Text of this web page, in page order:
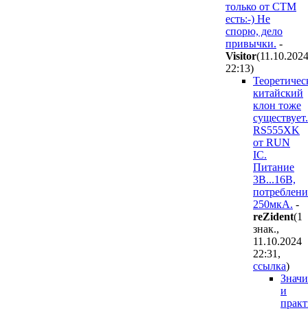
только от СТМ
есть:-) Не
спорю, дело
привычки. -
Visitor(11.10.2024
22:13)
китайский
клон тоже
существует.
RS555XK
от RUN
IC.
Питание
3В...16В,
250мкА. -
reZident(1
знак.,
11.10.2024
22:31 ,
ссылка)
и